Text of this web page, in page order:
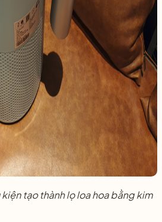
tạo thành lọ loa hoa bằng kim